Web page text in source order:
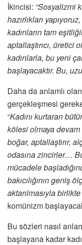
İkincisi: “Sosyalizmi
hazırlıkları
kadınların tam
aptallaştırıcı, üretici
kadınlarla, bu yeni
başlayacaktır. Bu,
Daha da anlamlı
gerçekleşmesi
“Kadını kurtaran
kölesi olmaya
boğar, aptallaştırır,
odasına zincirler…
mücadele
bakıcılığının geniş
aktarılmasıyla birlikte
komünizm
Bu sözleri nasıl
başlayana kadar